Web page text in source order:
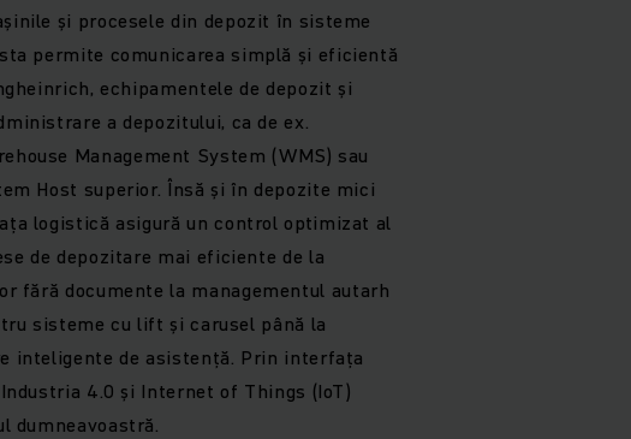
și procesele din depozit în sisteme
permite comunicarea simplă și eficientă
echipamentele de depozit și
a depozitului, ca de ex.
Management System (WMS) sau
Host superior. Însă și în depozite mici
logistică asigură un control optimizat al
de depozitare mai eficiente de la
fără documente la managementul autarh
sisteme cu lift și carusel până la
inteligente de asistență. Prin interfața
4.0 și Internet of Things (IoT)
dumneavoastră.